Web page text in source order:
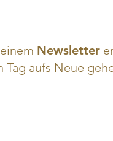
Newsletter
aufs Neue